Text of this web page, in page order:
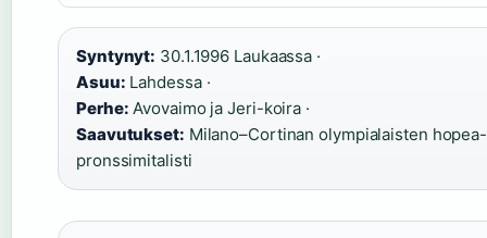
Syntynyt: 30.1.1996 Laukaassa ·
Asuu: Lahdessa ·
Perhe: Avovaimo ja Jeri-koira ·
Saavutukset: Milano–Cortinan olympialaisten
pronssimitalisti